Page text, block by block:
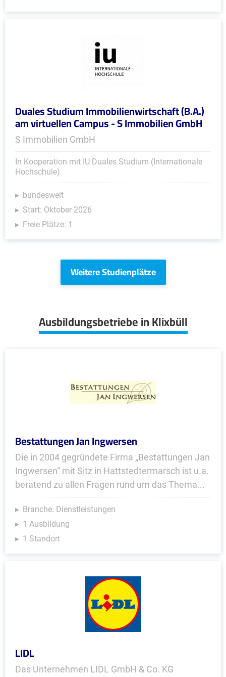
Duales Studium Immobilienwirtschaft (B.A.)
am virtuellen Campus - S Immobilien GmbH
S Immobilien GmbH
In Kooperation mit IU Duales Studium (Internationale
Hochschule)
bundesweit
Start: Oktober 2026
Freie Plätze: 1
Weitere Studienplätze
Ausbildungsbetriebe in Klixbüll
Bestattungen Jan Ingwersen
Die in 2004 gegründete Firma „Bestattungen Jan
Ingwersen“ mit Sitz in Hattstedtermarsch ist u.a.
beratend zu allen Fragen rund um das Thema...
Branche: Dienstleistungen
1 Ausbildung
1 Standort
LIDL
Das Unternehmen LIDL GmbH & Co. KG